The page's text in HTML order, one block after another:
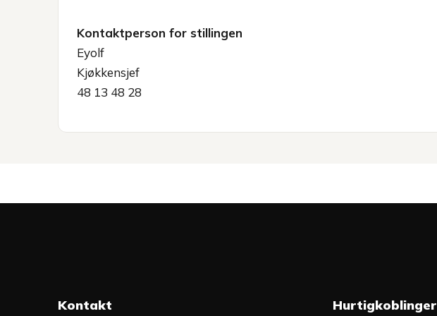
Kontaktperson for stillingen
Eyolf
Kjøkkensjef
48 13 48 28
Kontakt Hurtigkoblinger